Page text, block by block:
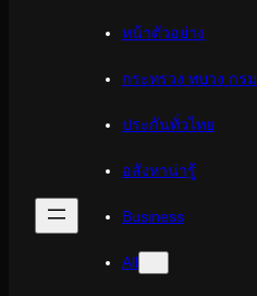
หน้าตัวอย่าง
กระทรวง ทบวง กรม
ประกันทั่วไทย
อสังหาน่ารู้
Business
All